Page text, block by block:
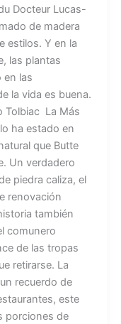
Docteur Lucas-
de madera
estilos. Y en la
las plantas
en las
la vida es buena.
Tolbiac La Más
ha estado en
que Butte
Un verdadero
piedra caliza, el
renovación
también
comunero
de las tropas
retirarse. La
recuerdo de
este
porciones de